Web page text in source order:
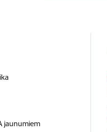
jaunumiem